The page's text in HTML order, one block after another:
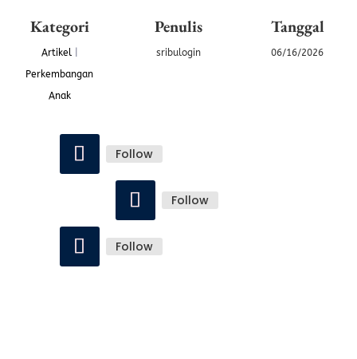
Kategori
Artikel|
Perkembangan
Anak
Penulis
sribulogin
Tanggal
06/16/2026
Follow
Follow
Follow